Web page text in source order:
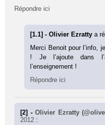
Répondre ici
[1.1] - Olivier Ezrattya
Merci Benoit pour l’info,
! Je l’ajoute dans
l’enseignement !
Répondre ici
[2] -Olivier Ezratty
2012 :